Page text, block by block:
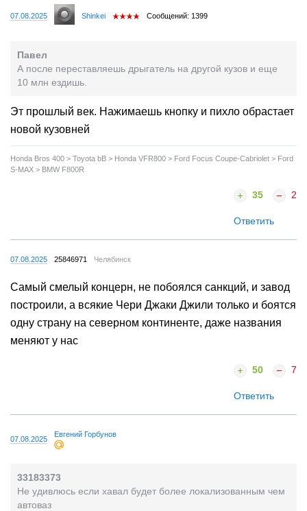
07.08.2025 Shinkei Сообщений: 1399
Павел
А после переставляешь дрыгатель на другой кузов и еще
10 млн ездишь.
Эт прошлый век. Нажимаешь кнопку и пихло обрастает
новой кузовней
Honda Bros 400 > Toyota bB > Honda VFR800 > Ford Focus Coupe-Cabriolet > Ford
S-MAX > BMW F800R
35 2
Ответить
07.08.2025 25846971 Челябинск
Самый смелый концерн, не побоялся санкций, и завод
построили, а всякие Чери Джаки Джили только и боятся
одну страну на северном континенте, даже названия
меняют у нас
50 7
Ответить
07.08.2025
Евгений Горбунов
33183373
Не удивлюсь если хавал будет более локализованным чем
автоваз